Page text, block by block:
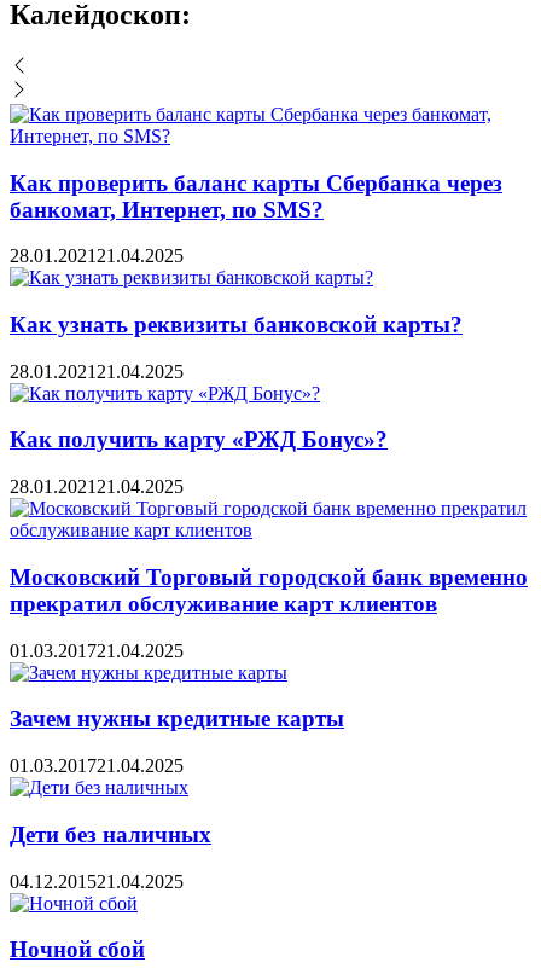
Калейдоскоп:
Как проверить баланс карты Сбербанка через
банкомат, Интернет, по SMS?
28.01.2021 21.04.2025
Как узнать реквизиты банковской карты?
28.01.2021 21.04.2025
Как получить карту «РЖД Бонус»?
28.01.2021 21.04.2025
Московский Торговый городской банк временно
прекратил обслуживание карт клиентов
01.03.201721.04.2025
Зачем нужны кредитные карты
01.03.201721.04.2025
Дети без наличных
04.12.201521.04.2025
Ночной сбой